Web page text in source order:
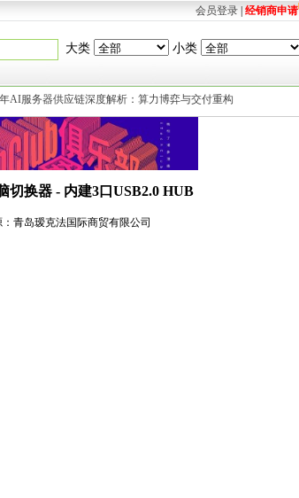
会员登录 经销商申请
大类 小类
AI服务器供应链深度解析：算力博弈与交付重构
切换器 - 内建3口USB2.0 HUB
：青岛瑷克法国际商贸有限公司